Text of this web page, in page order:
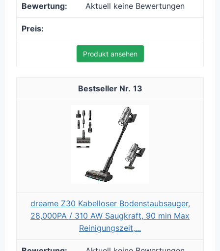
Aktuell keine Bewertungen
Produkt ansehen
13
dreame Z30 Kabelloser Bodenstaubsauger,
28,000PA / 310 AW Saugkraft, 90 min Max
Reinigungszeit,...